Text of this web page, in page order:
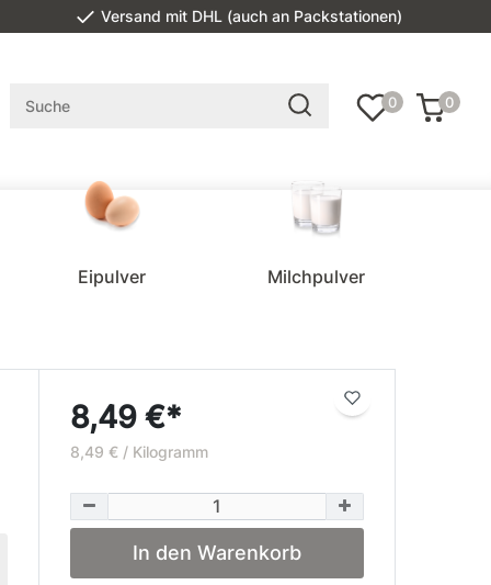
Versand mit DHL (auch an Packstationen)
0 0
Eipulver Milchpulver
8,49 €*
8,49 € / Kilogramm
In den Warenkorb